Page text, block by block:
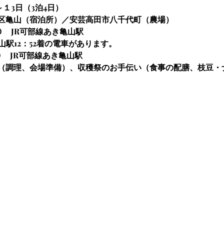
3日（3泊4日）
山（宿泊所）／安芸高田市八千代町（農場）
JR可部線あき亀山駅
12：52着の電車があります。
JR可部線あき亀山駅
調理、会場準備）、収穫祭のお手伝い（食事の配膳、枝豆